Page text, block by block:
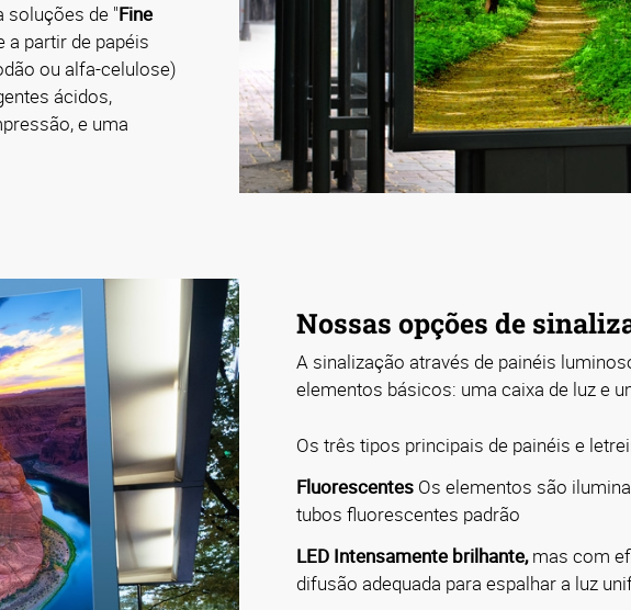
soluções de "Fine
a partir de papéis
ou alfa-celulose)
ácidos,
e uma
Nossas opções de
A sinalização através de painéis
elementos básicos: uma caixa de luz e
Os três tipos principais de painéis e
Fluorescentes Os elementos são
tubos fluorescentes padrão
LED Intensamente brilhante,mas com
difusão adequada para espalhar a luz